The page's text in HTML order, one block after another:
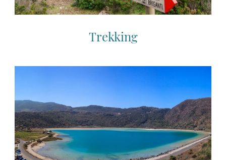
Trekking